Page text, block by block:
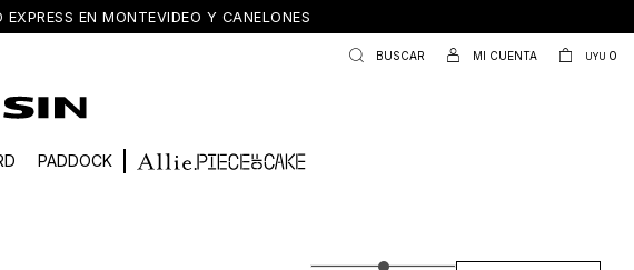
EN MONTEVIDEO Y CANELONES
PADDOCK
UYU 0